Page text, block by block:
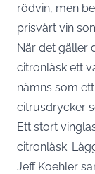
rödvin, men
prisvärt vin
När det gäller
citronläsk ett
nämns som
citrusdrycker
Ett stort
citronläsk.
Jeff Koehler